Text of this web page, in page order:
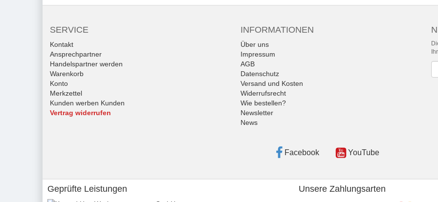
SERVICE
Kontakt
Ansprechpartner
Handelspartner werden
Warenkorb
Konto
Merkzettel
Kunden werben Kunden
Vertrag widerrufen
INFORMATIONEN
Über uns
Impressum
AGB
Datenschutz
Versand und Kosten
Widerrufsrecht
Wie bestellen?
Newsletter
News
Facebook YouTube
Geprüfte Leistungen Unsere Zahlungsarten